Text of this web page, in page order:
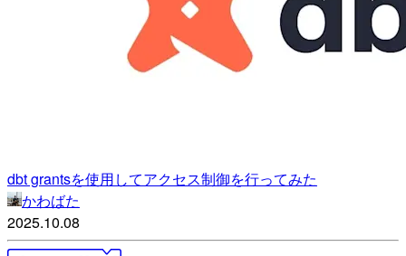
dbt grantsを使用してアクセス制御を行ってみた
かわばた
2025.10.08